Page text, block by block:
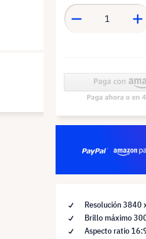
Resolución 3840
Brillo máximo
Aspecto ratio